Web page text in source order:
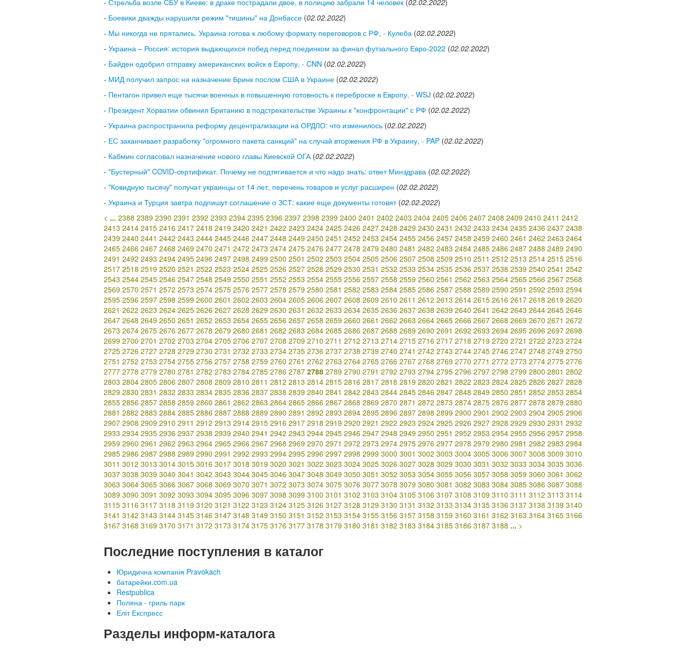
- Стрельба возле СБУ в Киеве: в драке пострадали двое, в полицию забрали 14 человек (02.02.2022)
- Боевики дважды нарушили режим "тишины" на Донбассе (02.02.2022)
- Мы никогда не прятались. Украина готова к любому формату переговоров с РФ, - Кулеба (02.02.2022)
- Украина – Россия: история выдающихся побед перед поединком за финал футзального Евро-2022 (02.02.2022)
- Байден одобрил отправку американских войск в Европу, - CNN (02.02.2022)
- МИД получил запрос на назначение Бринк послом США в Украине (02.02.2022)
- Пентагон привел еще тысячи военных в повышенную готовность к переброске в Европу, - WSJ (02.02.2022)
- Президент Хорватии обвинил Британию в подстрекательстве Украины к "конфронтации" с РФ (02.02.2022)
- Украина распространила реформу децентрализации на ОРДЛО: что изменилось (02.02.2022)
- ЕС заканчивает разработку "огромного пакета санкций" на случай вторжения РФ в Украину, - PAP (02.02.2022)
- Кабмин согласовал назначение нового главы Киевской ОГА(02.02.2022)
- "Бустерный" COVID-сертификат. Почему не подтягивается и что надо знать: ответ Минздрава (02.02.2022)
- "Ковидную тысячу" получат украинцы от 14 лет, перечень товаров и услуг расширен (02.02.2022)
- Украина и Турция завтра подпишут соглашение о ЗСТ: какие еще документы готовят(02.02.2022)
< ... 2388 2389 2390 2391 2392 2393 2394 2395 2396 2397 2398 2399 2400 2401 2402 2403 2404 2405 2406 2407 2408 2409 2410 2411 2412
2413 2414 2415 2416 2417 2418 2419 2420 2421 2422 2423 2424 2425 2426 2427 2428 2429 2430 2431 2432 2433 2434 2435 2436 2437 2438
2439 2440 2441 2442 2443 2444 2445 2446 2447 2448 2449 2450 2451 2452 2453 2454 2455 2456 2457 2458 2459 2460 2461 2462 2463 2464
2465 2466 2467 2468 2469 2470 2471 2472 2473 2474 2475 2476 2477 2478 2479 2480 2481 2482 2483 2484 2485 2486 2487 2488 2489 2490
2491 2492 2493 2494 2495 2496 2497 2498 2499 2500 2501 2502 2503 2504 2505 2506 2507 2508 2509 2510 2511 2512 2513 2514 2515 2516
2517 2518 2519 2520 2521 2522 2523 2524 2525 2526 2527 2528 2529 2530 2531 2532 2533 2534 2535 2536 2537 2538 2539 2540 2541 2542
2543 2544 2545 2546 2547 2548 2549 2550 2551 2552 2553 2554 2555 2556 2557 2558 2559 2560 2561 2562 2563 2564 2565 2566 2567 2568
2569 2570 2571 2572 2573 2574 2575 2576 2577 2578 2579 2580 2581 2582 2583 2584 2585 2586 2587 2588 2589 2590 2591 2592 2593 2594
2595 2596 2597 2598 2599 2600 2601 2602 2603 2604 2605 2606 2607 2608 2609 2610 2611 2612 2613 2614 2615 2616 2617 2618 2619 2620
2621 2622 2623 2624 2625 2626 2627 2628 2629 2630 2631 2632 2633 2634 2635 2636 2637 2638 2639 2640 2641 2642 2643 2644 2645 2646
2647 2648 2649 2650 2651 2652 2653 2654 2655 2656 2657 2658 2659 2660 2661 2662 2663 2664 2665 2666 2667 2668 2669 2670 2671 2672
2673 2674 2675 2676 2677 2678 2679 2680 2681 2682 2683 2684 2685 2686 2687 2688 2689 2690 2691 2692 2693 2694 2695 2696 2697 2698
2699 2700 2701 2702 2703 2704 2705 2706 2707 2708 2709 2710 2711 2712 2713 2714 2715 2716 2717 2718 2719 2720 2721 2722 2723 2724
2725 2726 2727 2728 2729 2730 2731 2732 2733 2734 2735 2736 2737 2738 2739 2740 2741 2742 2743 2744 2745 2746 2747 2748 2749 2750
2751 2752 2753 2754 2755 2756 2757 2758 2759 2760 2761 2762 2763 2764 2765 2766 2767 2768 2769 2770 2771 2772 2773 2774 2775 2776
2777 2778 2779 2780 2781 2782 2783 2784 2785 2786 2787 2788 2789 2790 2791 2792 2793 2794 2795 2796 2797 2798 2799 2800 2801 2802
2803 2804 2805 2806 2807 2808 2809 2810 2811 2812 2813 2814 2815 2816 2817 2818 2819 2820 2821 2822 2823 2824 2825 2826 2827 2828
2829 2830 2831 2832 2833 2834 2835 2836 2837 2838 2839 2840 2841 2842 2843 2844 2845 2846 2847 2848 2849 2850 2851 2852 2853 2854
2855 2856 2857 2858 2859 2860 2861 2862 2863 2864 2865 2866 2867 2868 2869 2870 2871 2872 2873 2874 2875 2876 2877 2878 2879 2880
2881 2882 2883 2884 2885 2886 2887 2888 2889 2890 2891 2892 2893 2894 2895 2896 2897 2898 2899 2900 2901 2902 2903 2904 2905 2906
2907 2908 2909 2910 2911 2912 2913 2914 2915 2916 2917 2918 2919 2920 2921 2922 2923 2924 2925 2926 2927 2928 2929 2930 2931 2932
2933 2934 2935 2936 2937 2938 2939 2940 2941 2942 2943 2944 2945 2946 2947 2948 2949 2950 2951 2952 2953 2954 2955 2956 2957 2958
2959 2960 2961 2962 2963 2964 2965 2966 2967 2968 2969 2970 2971 2972 2973 2974 2975 2976 2977 2978 2979 2980 2981 2982 2983 2984
2985 2986 2987 2988 2989 2990 2991 2992 2993 2994 2995 2996 2997 2998 2999 3000 3001 3002 3003 3004 3005 3006 3007 3008 3009 3010
3011 3012 3013 3014 3015 3016 3017 3018 3019 3020 3021 3022 3023 3024 3025 3026 3027 3028 3029 3030 3031 3032 3033 3034 3035 3036
3037 3038 3039 3040 3041 3042 3043 3044 3045 3046 3047 3048 3049 3050 3051 3052 3053 3054 3055 3056 3057 3058 3059 3060 3061 3062
3063 3064 3065 3066 3067 3068 3069 3070 3071 3072 3073 3074 3075 3076 3077 3078 3079 3080 3081 3082 3083 3084 3085 3086 3087 3088
3089 3090 3091 3092 3093 3094 3095 3096 3097 3098 3099 3100 3101 3102 3103 3104 3105 3106 3107 3108 3109 3110 3111 3112 3113 3114
3115 3116 3117 3118 3119 3120 3121 3122 3123 3124 3125 3126 3127 3128 3129 3130 3131 3132 3133 3134 3135 3136 3137 3138 3139 3140
3141 3142 3143 3144 3145 3146 3147 3148 3149 3150 3151 3152 3153 3154 3155 3156 3157 3158 3159 3160 3161 3162 3163 3164 3165 3166
3167 3168 3169 3170 3171 3172 3173 3174 3175 3176 3177 3178 3179 3180 3181 3182 3183 3184 3185 3186 3187 3188 ... >
Последние поступления в каталог
Юридична компанія Pravokach
батарейки.com.ua
Restpublica
Поляна - гриль парк
Еліт Експресс
Разделы информ-каталога